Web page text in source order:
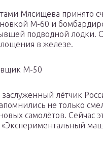
Мясищева принято
М-60 и
подводной
в железе.
М-50
заслуженный лётчик
не только
самолётов. Сейчас